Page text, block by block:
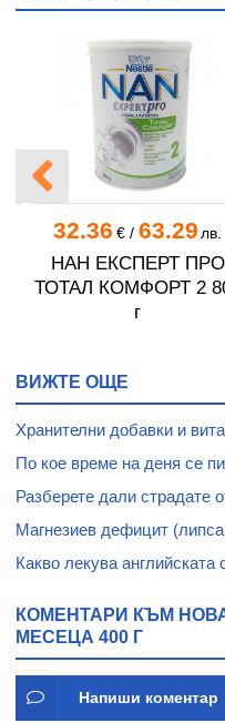
32.36 €/ 63.29 лв.
НАН ЕКСПЕРТ ПРО
ТОТАЛ КОМФОРТ 2
г
ВИЖТЕ ОЩЕ
Хранителни добавки и
По кое време на деня се
Разберете дали страдате
Магнезиев дефицит (липса
Какво лекува английската
КОМЕНТАРИ КЪМ
МЕСЕЦА 400 Г
Напиши коментар